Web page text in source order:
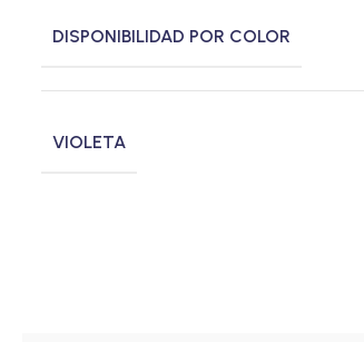
DISPONIBILIDAD POR COLOR
VIOLETA